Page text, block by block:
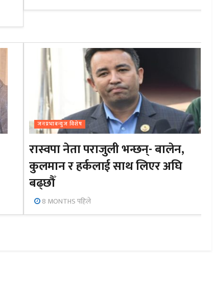
जनप्रभाबन्युज विशेष
रास्वपा नेता पराजुली भन्छन्- बालेन,
कुलमान र हर्कलाई साथ लिएर अघि
बढ्छौँ
8 MONTHS पहिले